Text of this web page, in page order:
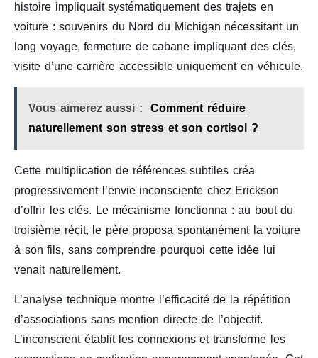
histoire impliquait systématiquement des trajets en
voiture : souvenirs du Nord du Michigan nécessitant un
long voyage, fermeture de cabane impliquant des clés,
visite d’une carrière accessible uniquement en véhicule.
Vous aimerez aussi :
Comment réduire
naturellement son stress et son cortisol ?
Cette multiplication de références subtiles créa
progressivement l’envie inconsciente chez Erickson
d’offrir les clés. Le mécanisme fonctionna : au bout du
troisième récit, le père proposa spontanément la voiture
à son fils, sans comprendre pourquoi cette idée lui
venait naturellement.
L’analyse technique montre l’efficacité de la répétition
d’associations sans mention directe de l’objectif.
L’inconscient établit les connexions et transforme les